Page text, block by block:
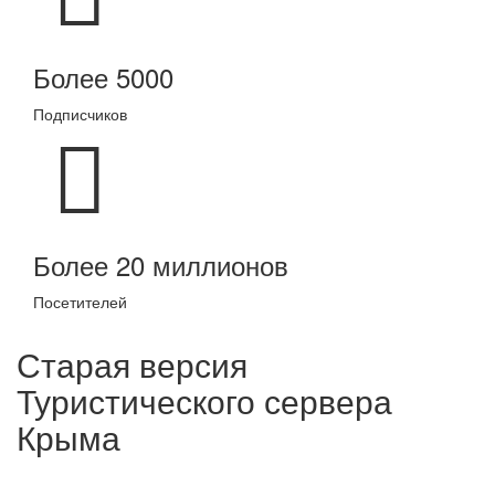
Более 5000
Подписчиков
Более 20 миллионов
Посетителей
Старая версия
Туристического сервера
Крыма